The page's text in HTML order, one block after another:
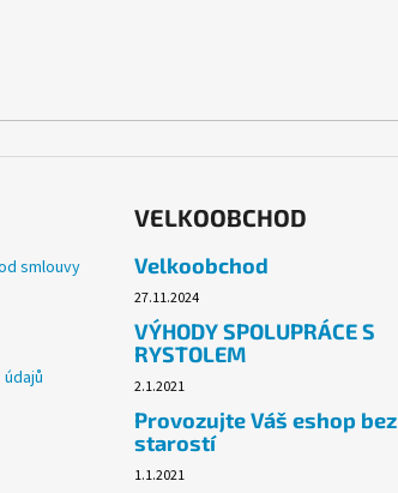
i
smlouvy
VELKOOBCHOD
Velkoobchod
27.11.2024
VÝHODY SPOLUPRÁCE S
RYSTOLEM
2.1.2021
Provozujte Váš eshop bez
starostí
1.1.2021